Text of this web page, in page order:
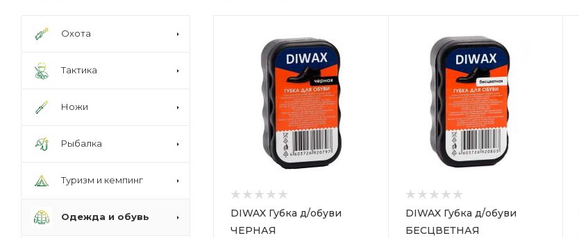
DIWAX Губка д/обуви
ЧЕРНАЯ
DIWAX Губка д/обуви
БЕСЦВЕТНАЯ
Охота
Тактика
Ножи
Рыбалка
Туризм и кемпинг
Одежда и обувь